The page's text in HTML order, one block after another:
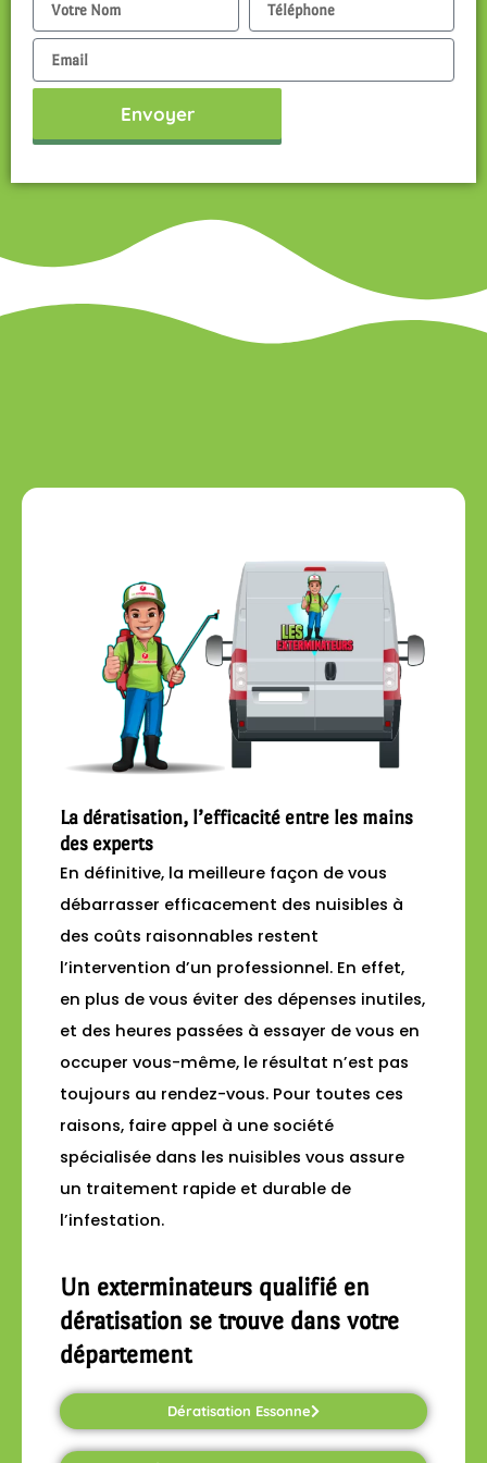
Email
Envoyer
La dératisation, l’efficacité entre les mains
des experts
En définitive, la meilleure façon de vous
débarrasser efficacement des nuisibles à
des coûts raisonnables restent
l’intervention d’un professionnel. En effet,
en plus de vous éviter des dépenses inutiles,
et des heures passées à essayer de vous en
occuper vous-même, le résultat n’est pas
toujours au rendez-vous. Pour toutes ces
raisons, faire appel à une société
spécialisée dans les nuisibles vous assure
un traitement rapide et durable de
l’infestation.
Un exterminateurs qualifié en
dératisation se trouve dans votre
département
Dératisation Essonne